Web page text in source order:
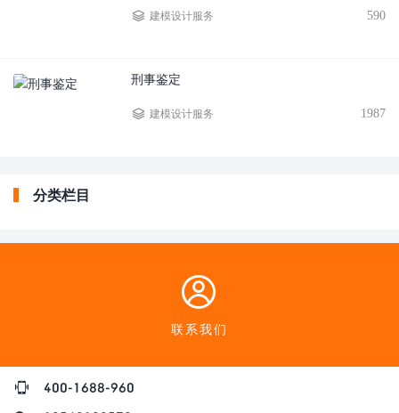
建模设计服务 590
刑事鉴定
建模设计服务 1987
分类栏目
联系我们
400-1688-960